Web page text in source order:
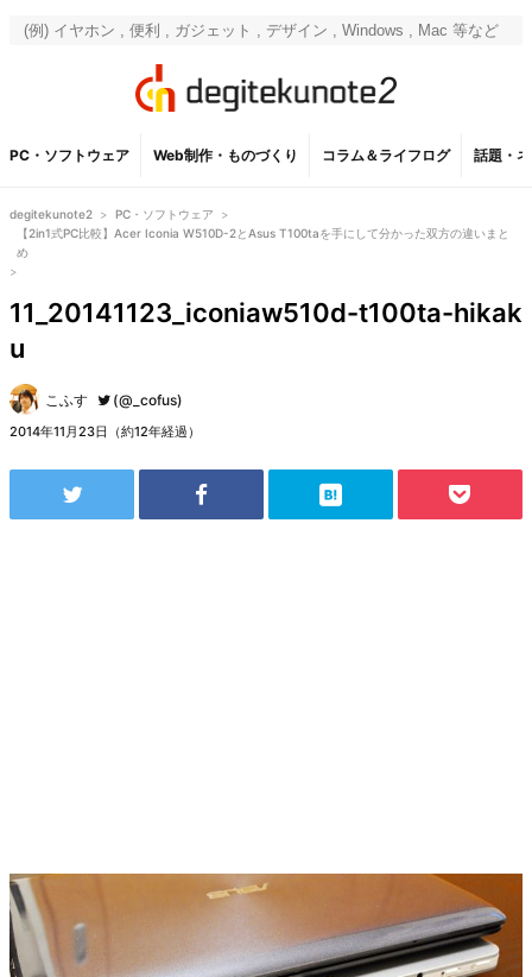
PC・ソフトウェア Web制作・ものづくり コラム＆ライフログ 話題・
degitekunote2 > PC・ソフトウェア
>
【2in1式PC比較】Acer Iconia W510D-2とAsus T100taを手にして分かった双方の違いまと
め
>
11_20141123_iconiaw510d-t100ta-hikak
u
こふす (@_cofus)
2014年11月23日（約12年経過）